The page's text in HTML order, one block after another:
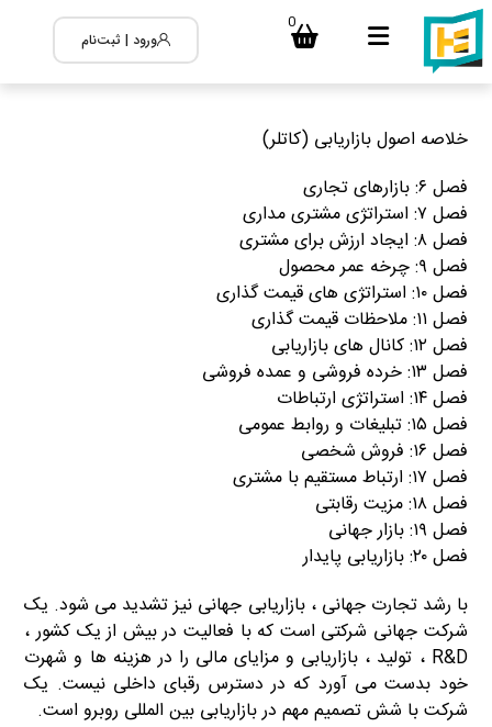
0
ورود | ثبت‌نام
خلاصه اصول بازاریابی (کاتلر)
فصل ۶: بازارهای تجاری
فصل ۷: استراتژی مشتری مداری
فصل ۸: ایجاد ارزش برای مشتری
فصل ۹: چرخه عمر محصول
فصل ۱۰: استراتژی های قیمت گذاری
فصل ۱۱: ملاحظات قیمت گذاری
فصل ۱۲: کانال های بازاریابی
فصل ۱۳: خرده فروشی و عمده فروشی
فصل ۱۴: استراتژی ارتباطات
فصل ۱۵: تبلیغات و روابط عمومی
فصل ۱۶: فروش شخصی
فصل ۱۷: ارتباط مستقیم با مشتری
فصل ۱۸: مزیت رقابتی
فصل ۱۹: بازار جهانی
فصل ۲۰: بازاریابی پایدار
با رشد تجارت جهانی ، بازاریابی جهانی نیز تشدید می شود. یک
شرکت جهانی شرکتی است که با فعالیت در بیش از یک کشور ،
R&D ، تولید ، بازاریابی و مزایای مالی را در هزینه ها و شهرت
خود بدست می آورد که در دسترس رقبای داخلی نیست. یک
شرکت با شش تصمیم مهم در بازاریابی بین المللی روبرو است.